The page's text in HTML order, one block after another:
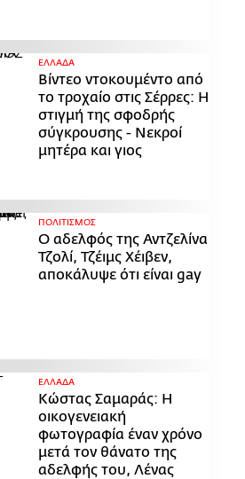
ΕΛΛΑΔΑ
Βίντεο ντοκουμέντο από
το τροχαίο στις Σέρρες: Η
στιγμή της σφοδρής
σύγκρουσης - Νεκροί
μητέρα και γιος
ΠΟΛΙΤΙΣΜΟΣ
Ο αδελφός της Αντζελίνα
Τζολί, Τζέιμς Χέιβεν,
αποκάλυψε ότι είναι gay
ΕΛΛΑΔΑ
Κώστας Σαμαράς: Η
οικογενειακή
φωτογραφία έναν χρόνο
μετά τον θάνατο της
αδελφής του, Λένας